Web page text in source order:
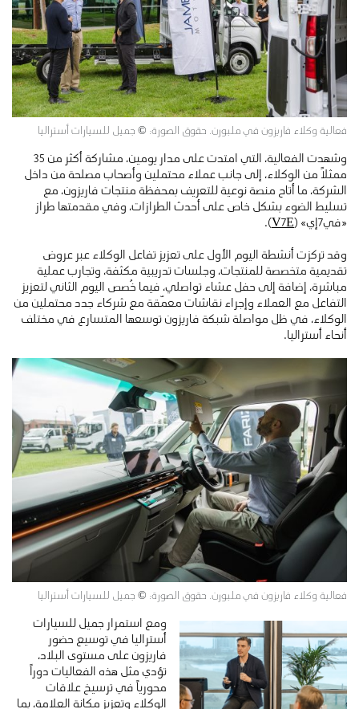
فعالية وكلاء فاريزون في ملبورن. حقوق الصورة: © جميل للسيارات أستراليا
وشهدت الفعالية، التي امتدت على مدار يومين، مشاركة أكثر من 35
ممثلاً من الوكلاء، إلى جانب عملاء محتملين وأصحاب مصلحة من داخل
الشركة، ما أتاح منصة نوعية للتعريف بمحفظة منتجات فاريزون، مع
تسليط الضوء بشكل خاص على أحدث الطرازات، وفي مقدمتها طراز
«في7إي» (
V7E
).
وقد تركزت أنشطة اليوم الأول على تعزيز تفاعل الوكلاء عبر عروض
تقديمية متخصصة للمنتجات، وجلسات تدريبية مكثفة، وتجارب عملية
مباشرة، إضافة إلى حفل عشاء تواصلي، فيما خُصص اليوم الثاني لتعزيز
التفاعل مع العملاء وإجراء نقاشات معمّقة مع شركاء جدد محتملين من
الوكلاء، في ظل مواصلة شبكة فاريزون توسعها المتسارع في مختلف
أنحاء أستراليا.
فعالية وكلاء فاريزون في ملبورن. حقوق الصورة: © جميل للسيارات أستراليا
ومع استمرار جميل للسيارات
أستراليا في توسيع حضور
فاريزون على مستوى البلاد،
تؤدي مثل هذه الفعاليات دوراً
محورياً في ترسيخ علاقات
الوكلاء وتعزيز مكانة العلامة، بما